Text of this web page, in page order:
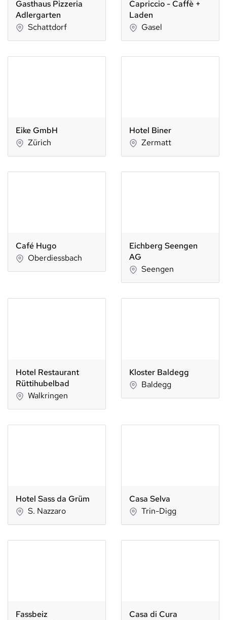
Gasthaus Pizzeria
Adlergarten
Schattdorf
Capriccio - Caffè +
Laden
Gasel
Eike GmbH
Zürich
Hotel Biner
Zermatt
Café Hugo
Oberdiessbach
Eichberg Seengen
AG
Seengen
Hotel Restaurant
Rüttihubelbad
Walkringen
Kloster Baldegg
Baldegg
Hotel Sass da Grüm
S. Nazzaro
Casa Selva
Trin-Digg
Fassbeiz
Casa di Cura